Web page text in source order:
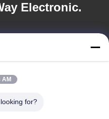
Electronic.
AM
for?